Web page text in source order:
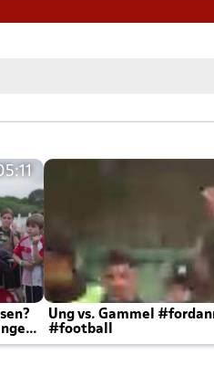
Ung vs. Gammel
#football